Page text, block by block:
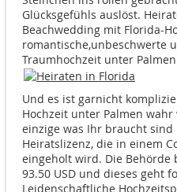
Glücksgefühls auslöst.
Beachwedding mit Florida-
romantische,unbeschwerte
Traumhochzeit unter
Und es ist garnicht
Hochzeit unter Palmen wahr
einzige was Ihr braucht sind
Heiratslizenz, die in einem
eingeholt wird. Die Behörde
93.50 USD und dieses geht
Leidenschaftliche